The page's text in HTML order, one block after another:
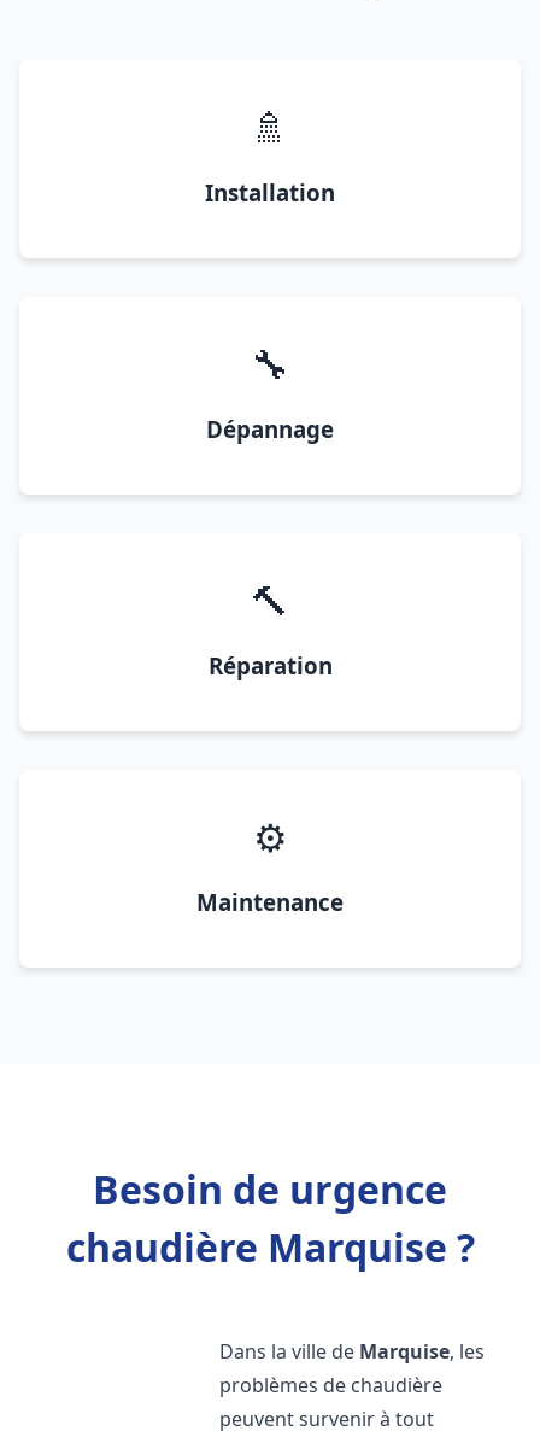
🚿
Installation
🔧
Dépannage
🔨
Réparation
⚙️
Maintenance
Besoin de urgence
chaudière Marquise ?
Dans la ville de Marquise, les
problèmes de chaudière
peuvent survenir à tout